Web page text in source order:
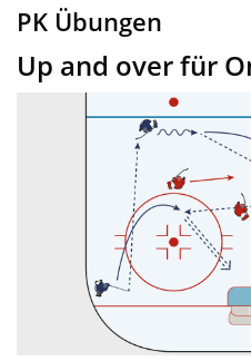
PK Übungen
Up and over für